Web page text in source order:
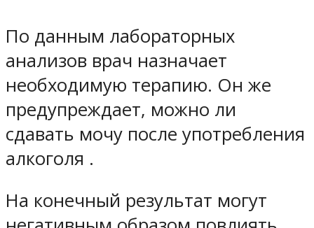
По данным лабораторных
анализов врач назначает
необходимую терапию. Он же
предупреждает, можно ли
сдавать мочу после употребления
алкоголя .
На конечный результат могут